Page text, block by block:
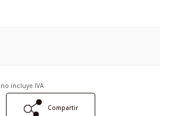
incluye IVA
Compartir